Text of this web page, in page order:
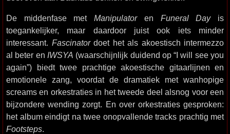
De middenfase metManipulatoren Funeral Dayis
toegankelijker, maar daardoor juist ook iets minder
interessant. Fascinatordoet het als akoestisch intermezzo
al beter en IWSYA (waarschijnlijk duidend op “I will see you
again”) biedt twee prachtige akoestische gitaarlijnen en
emotionele zang, voordat de dramatiek met wanhopige
screams en orkestraties in het tweede deel alsnog voor een
bijzondere wending zorgt. En over orkestraties gesproken:
het album eindigt na twee onopvallende tracks prachtig met
Footsteps.